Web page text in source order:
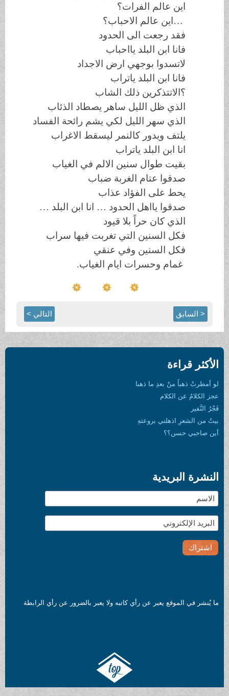
اين عالم الفرات؟
…اين عالم الاحباب؟
فقد رجعت الى الحدود
فانا ابن البلد يااحباب
لاتسدوا بوجهي ارض الاجداد
فانا ابن البلد ياتراب
؟الاتتذكرين ذلك الشاب
الذي ظل الليل ساهر يصطاد الذئاب
الذي سهر الليل لكي يشم رائحة الفساد
يلتف ويدور كالنمر ليسقط الاغراب
انا ابن البلد ياتراب
بقيت طوال سنين الالم في الغياب
صدقوا عتام الغربة ضباب
يحط على الفؤاد عذاب
صدقوا يااهل الحدود … انا ابن البلد …
الذي كان حراً بلا قيود
فكل السنين التي تغربت فيها سراب
فكل السنين وفي عنقي
غمام وحسرات ايام الغياب.
< السابق التالي >
الأكثر قراءة
لو أمطرتْ ذهباً منْ بعدِ ما ذهبا
عجز الكلامُ عن الكلام
فَجْرُ النَّفير
بيتٌ من الشعرِ اذهلني بروعتهِ
أين صاحبي حسن؟؟
النشرة البريدية
ما يُنشر في الموقع يعبر عن رأي كاتبه ولا يعبر بالضرور عن رأي الرابطة